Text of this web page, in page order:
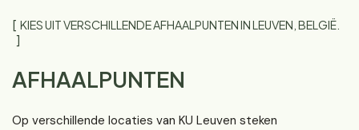
KIES UIT VERSCHILLENDE AFHAALPUNTEN IN LEUVEN, BELGIË.
AFHAALPUNTEN
Op verschillende locaties van KU Leuven steken